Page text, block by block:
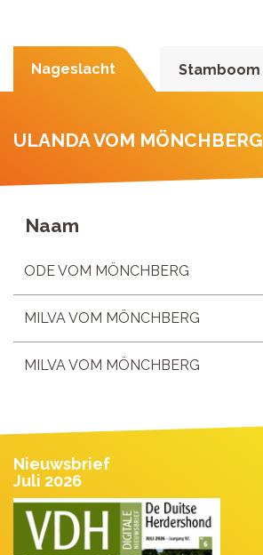
Nageslacht Stamboom
ULANDA VOM MÖNCHBERG
Naam
ODE VOM MÖNCHBERG
MILVA VOM MÖNCHBERG
MILVA VOM MÖNCHBERG
Nieuwsbrief
Juli 2026